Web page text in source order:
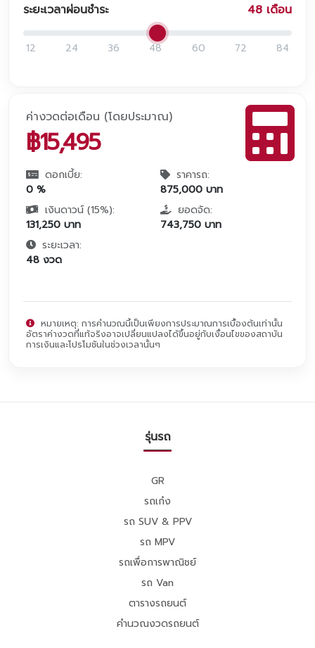
ระยะเวลาผ่อนชำระ 48 เดือน
12 24 36 48 60 72 84
ค่างวดต่อเดือน (โดยประมาณ)
฿15,495
ดอกเบี้ย:
0 %
ราคารถ:
875,000 บาท
เงินดาวน์ (15%):
131,250 บาท
ยอดจัด:
743,750 บาท
ระยะเวลา:
48 งวด
หมายเหตุ: การคำนวณนี้เป็นเพียงการประมาณการเบื้องต้นเท่านั้น
อัตราค่างวดที่แท้จริงอาจเปลี่ยนแปลงได้ขึ้นอยู่กับเงื่อนไขของสถาบัน
การเงินและโปรโมชันในช่วงเวลานั้นๆ
รุ่นรถ
GR
รถเก๋ง
รถ SUV & PPV
รถ MPV
รถเพื่อการพาณิชย์
รถ Van
ตารางรถยนต์
คำนวณงวดรถยนต์